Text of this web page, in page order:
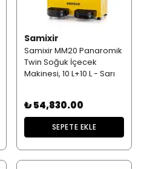
Samixir
Samixir MM20 Panaromik
Twin Soğuk İçecek
Makinesi, 10 L+10 L - Sarı
₺ 54,830.00
SEPETE EKLE